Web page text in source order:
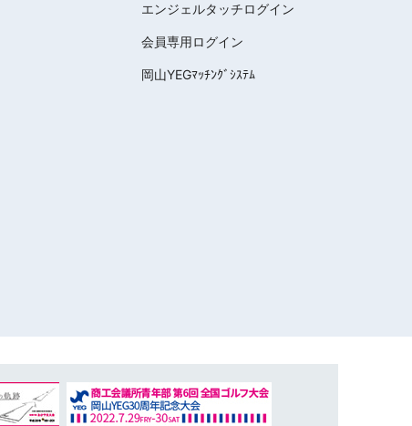
エンジェルタッチログイン
会員専用ログイン
岡山YEGﾏｯﾁﾝｸﾞｼｽﾃﾑ